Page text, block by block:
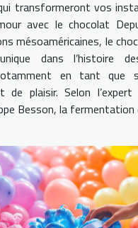
transformeront vos
avec le chocolat
mésoaméricaines, le
dans l’histoire
en tant que
de plaisir. Selon
Besson, la fermentation